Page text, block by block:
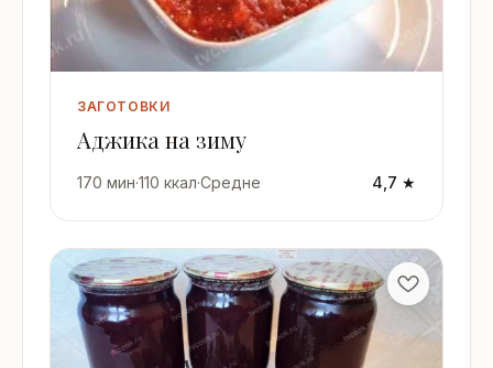
ЗАГОТОВКИ
Аджика на зиму
170 мин·110 ккал·Средне 4,7 ★